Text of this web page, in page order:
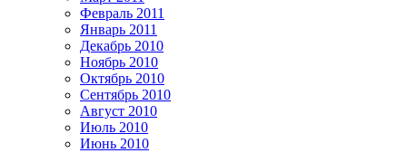
Февраль 2011
Январь 2011
Декабрь 2010
Ноябрь 2010
Октябрь 2010
Сентябрь 2010
Август 2010
Июль 2010
Июнь 2010